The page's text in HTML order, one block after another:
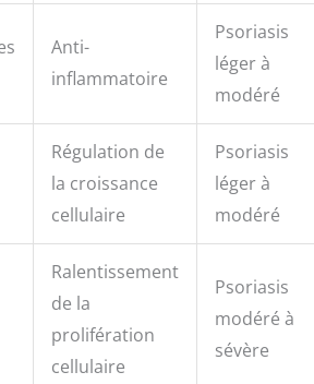
Anti-
inflammatoire
Psoriasis
léger à
modéré
Régulation de
la croissance
cellulaire
Psoriasis
léger à
modéré
Ralentissement
de la
prolifération
cellulaire
Psoriasis
modéré à
sévère